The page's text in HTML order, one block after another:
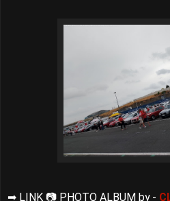
➡ LINK 📷 PHOTO ALBUM by -